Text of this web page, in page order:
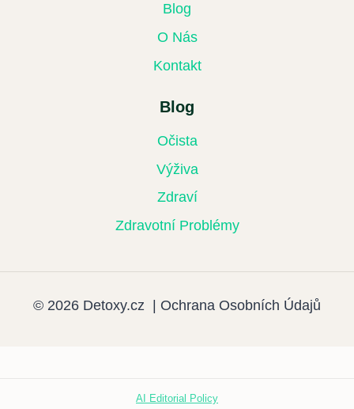
Blog
O Nás
Kontakt
Blog
Očista
Výživa
Zdraví
Zdravotní Problémy
© 2026 Detoxy.cz | Ochrana Osobních Údajů
AI Editorial Policy